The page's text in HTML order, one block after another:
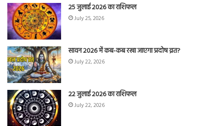
25 जुलाई 2026 का राशिफल
July 25, 2026
सावन 2026 में कब-कब रखा जाएगा प्रदोष व्रत?
July 22, 2026
22 जुलाई 2026 का राशिफल
July 22, 2026